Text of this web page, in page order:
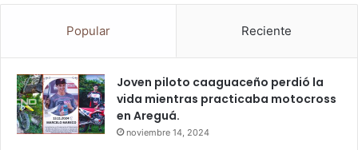
Popular Reciente
Joven piloto caaguaceño perdió la
vida mientras practicaba motocross
en Areguá.
noviembre 14, 2024